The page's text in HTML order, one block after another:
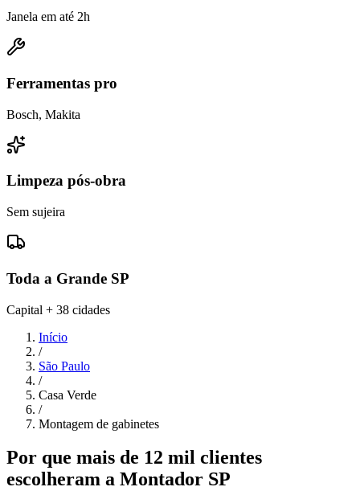
Janela em até 2h
Ferramentas pro
Bosch, Makita
Limpeza pós-obra
Sem sujeira
Toda a Grande SP
Capital + 38 cidades
Início
/
São Paulo
/
Casa Verde
/
Montagem de gabinetes
Por que mais de 12 mil clientes
escolheram a Montador SP